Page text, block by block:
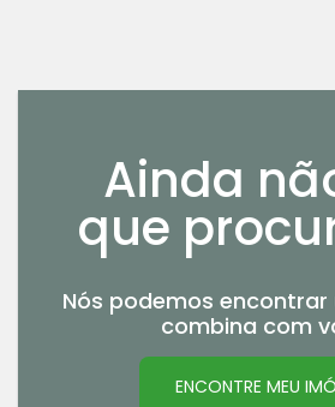
Ainda
que
Nós podemos encontrar
combina com
ENCONTRE MEU